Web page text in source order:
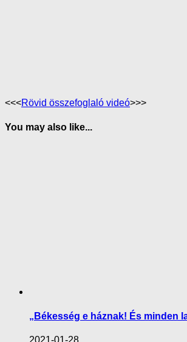
<<<Rövid összefoglaló videó>>>
You may also like...
„Békesség e háznak! És minden
2021-01-28